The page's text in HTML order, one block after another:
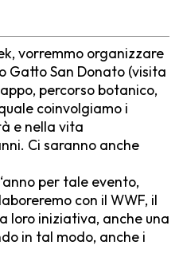
vorremmo organizzare
Gatto San Donato (visita
percorso botanico,
coinvolgiamo i
e nella vita
Ci saranno anche
per tale evento,
con il WWF, il
loro iniziativa, anche una
in tal modo, anche i